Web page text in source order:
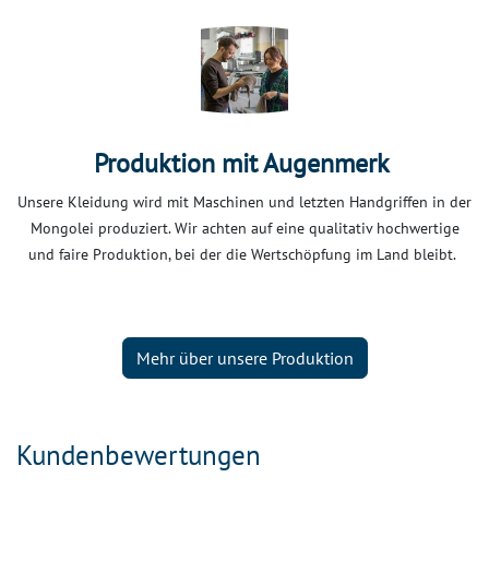
Produktion mit Augenmerk
Unsere Kleidung wird mit Maschinen und letzten Handgriffen in der
Mongolei produziert. Wir achten auf eine qualitativ hochwertige
und faire Produktion, bei der die Wertschöpfung im Land bleibt.
Mehr über unsere Produktion
Kundenbewertungen